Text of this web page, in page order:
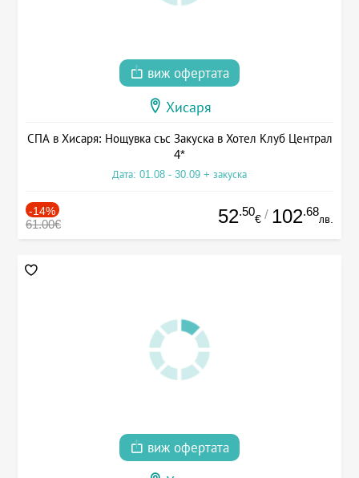
виж офертата
Хисаря
СПА в Хисаря: Нощувка със Закуска в Хотел Клуб Централ
4*
Дата: 01.08 - 30.09 + закуска
-14%
61.00€ 52.50
€ / 102.68
лв.
виж офертата